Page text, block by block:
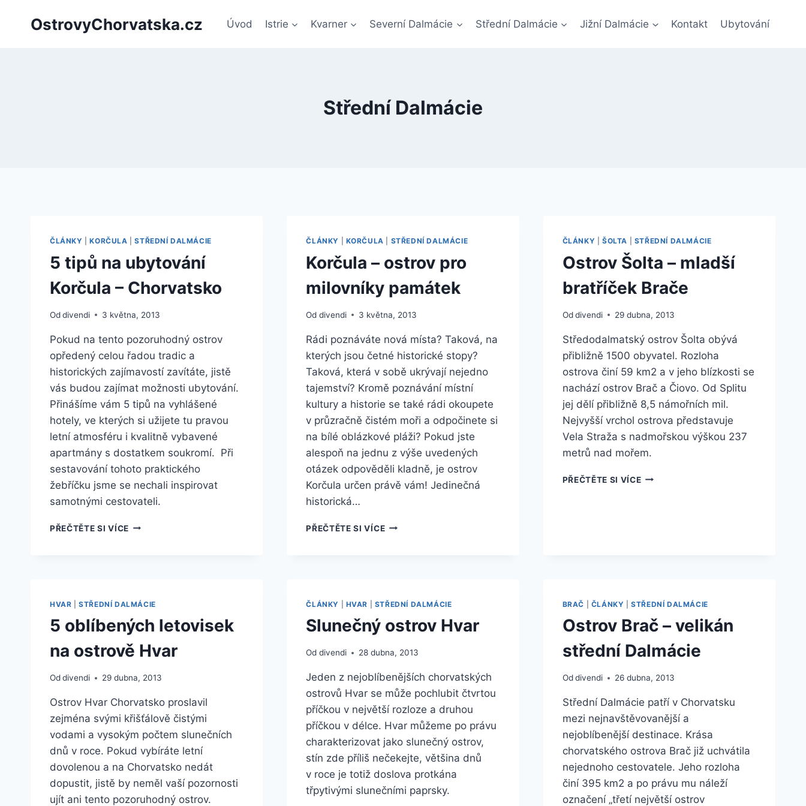
OstrovyChorvatska.cz Úvod Istrie Kvarner Severní Dalmácie Střední Dalmácie Jižní Dalmácie Kontakt Ubytování
Střední Dalmácie
ČLÁNKY |KORČULA |STŘEDNÍ DALMÁCIE
5 tipů na ubytování
Korčula – Chorvatsko
Oddivendi 3 května, 2013
Pokud na tento pozoruhodný ostrov
opředený celou řadou tradic a
historických zajímavostí zavítáte, jistě
vás budou zajímat možnosti ubytování.
Přinášíme vám 5 tipů na vyhlášené
hotely, ve kterých si užijete tu pravou
letní atmosféru i kvalitně vybavené
apartmány s dostatkem soukromí. Při
sestavování tohoto praktického
žebříčku jsme se nechali inspirovat
samotnými cestovateli.
PŘEČTĚTE SI VÍCE5
CHORVATSKO
ČLÁNKY KORČULA STŘEDNÍ DALMÁCIE
Korčula – ostrov pro
milovníky památek
Od divendi 3 května, 2013
Rádi poznáváte nová místa? Taková, na
kterých jsou četné historické stopy?
Taková, která v sobě ukrývají nejedno
tajemství? Kromě poznávání místní
kultury a historie se také rádi okoupete
v průzračně čistém moři a odpočinete si
na bílé oblázkové pláži? Pokud jste
alespoň na jednu z výše uvedených
otázek odpověděli kladně, je ostrov
Korčula určen právě vám! Jedinečná
historická…
PŘEČTĚTE SI VÍCEKORČULA
ČLÁNKY |ŠOLTA STŘEDNÍ DALMÁCIE
Ostrov Šolta – mladší
bratříček Brače
Od divendi 29 dubna, 2013
Středodalmatský ostrov Šolta obývá
přibližně 1500 obyvatel. Rozloha
ostrova činí 59 km2 a v jeho blízkosti se
nachází ostrov Brač a Čiovo. Od Splitu
jej dělí přibližně 8,5 námořních mil.
Nejvyšší vrchol ostrova představuje
Vela Straža s nadmořskou výškou 237
metrů nad mořem.
PŘEČTĚTE SI VÍCEOSTROV
HVAR |STŘEDNÍ DALMÁCIE
5 oblíbených letovisek
na ostrově Hvar
Oddivendi 29 dubna, 2013
Ostrov Hvar Chorvatsko proslavil
zejména svými křišťálově čistými
vodami a vysokým počtem slunečních
dnů v roce. Pokud vybíráte letní
dovolenou a na Chorvatsko nedát
dopustit, jistě by neměl vaší pozornosti
ujít ani tento pozoruhodný ostrov.
ČLÁNKY HVAR STŘEDNÍ DALMÁCIE
Slunečný ostrov Hvar
Od divendi 28 dubna, 2013
Jeden z nejoblíbenějších chorvatských
ostrovů Hvar se může pochlubit čtvrtou
příčkou v největší rozloze a druhou
příčkou v délce. Hvar můžeme po právu
charakterizovat jako slunečný ostrov,
stín zde příliš nečekejte, většina dnů
v roce je totiž doslova protkána
třpytivými slunečními paprsky.
BRAČ ČLÁNKY |STŘEDNÍ DALMÁCIE
Ostrov Brač – velikán
střední Dalmácie
Od divendi 26 dubna, 2013
Střední Dalmácie patří v Chorvatsku
mezi nejnavštěvovanější a
nejoblíbenější destinace. Krása
chorvatského ostrova Brač již uchvátila
nejednoho cestovatele. Jeho rozloha
činí 395 km2 a po právu mu náleží
označení „třetí největší ostrov